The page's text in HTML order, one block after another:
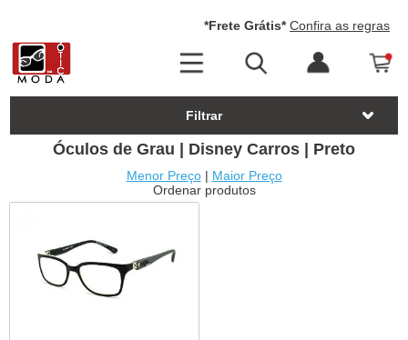
*Frete Grátis* Confira as regras
Filtrar
Óculos de Grau | Disney Carros | Preto
Menor Preço| Maior Preço
Ordenar produtos